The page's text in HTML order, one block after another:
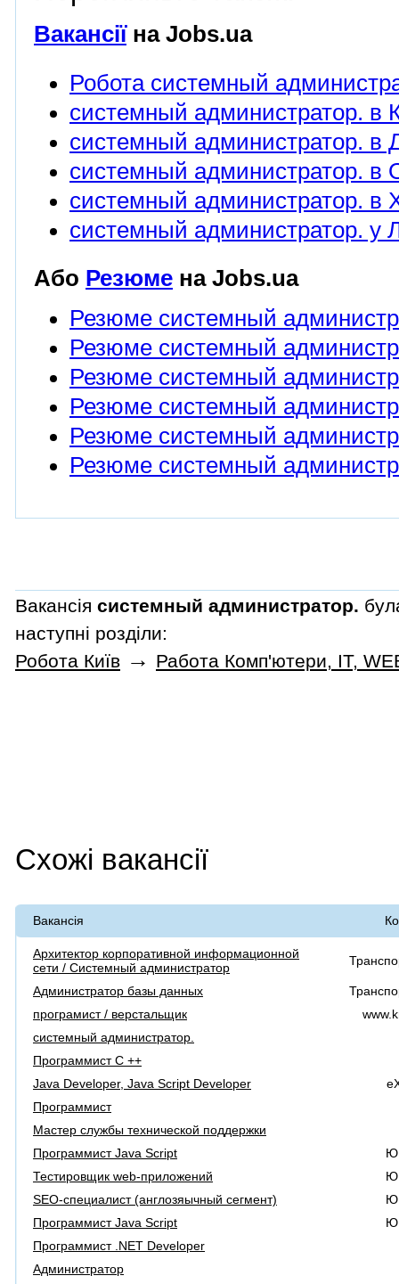
Вакансіїна Jobs.ua
Робота системный
системный администратор. в
системный администратор. в
системный администратор. в
системный администратор. в
системный администратор. у
Або Резюме на Jobs.ua
Резюме системный
Резюме системный
Резюме системный
Резюме системный
Резюме системный
Резюме системный
Вакансія системный администратор.
наступні розділи:
Робота Київ → Работа Комп'ютери, IT,
Схожі вакансії
Вакансія
Архитектор корпоративной информационной
сети / Системный администратор
Администратор базы данных
програмист / верстальщик
системный администратор.
Программист С ++
Java Developer, Java Sсript Developer
Программист
Мастер службы технической поддержки
Программист Java Script
Тестировщик web-приложений
SEO-специалист (англозяычный сегмент)
Программист Java Script
Программист .NET Developer
Администратор